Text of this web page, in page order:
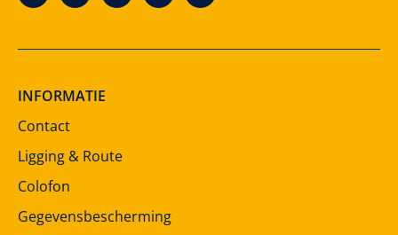
INFORMATIE
Contact
Ligging & Route
Colofon
Gegevensbescherming